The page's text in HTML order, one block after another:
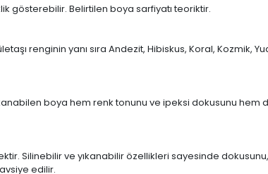
gösterebilir. Belirtilen boya sarfiyatı teoriktir.
renginin yanı sıra Andezit, Hibiskus, Koral, Kozmik,
boya hem renk tonunu ve ipeksi dokusunu hem
Silinebilir ve yıkanabilir özellikleri sayesinde
edilir.